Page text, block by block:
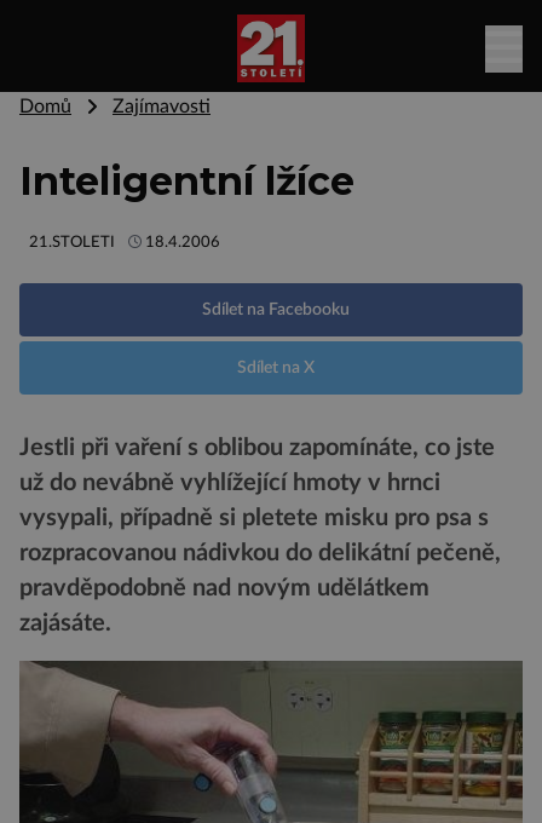
Domů Zajímavosti
Inteligentní lžíce
21.STOLETI 18.4.2006
Sdílet na Facebooku
Sdílet na X
Jestli při vaření s oblibou zapomínáte, co jste
už do nevábně vyhlížející hmoty v hrnci
vysypali, případně si pletete misku pro psa s
rozpracovanou nádivkou do delikátní pečeně,
pravděpodobně nad novým udělátkem
zajásáte.